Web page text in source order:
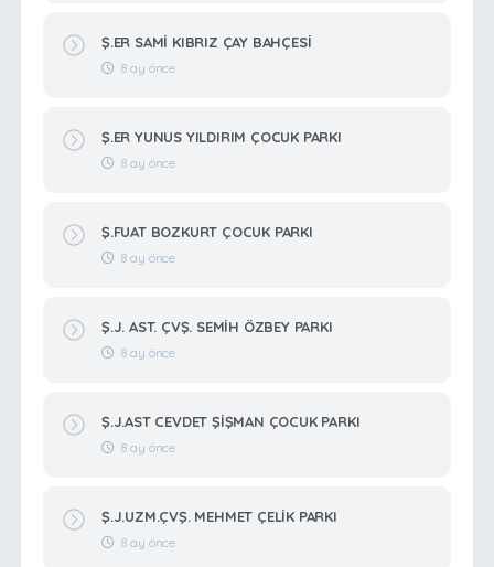
Ş.ER SAMİ KIBRIZ ÇAY BAHÇESİ
8 ay önce
Ş.ER YUNUS YILDIRIM ÇOCUK PARKI
8 ay önce
Ş.FUAT BOZKURT ÇOCUK PARKI
8 ay önce
Ş.J. AST. ÇVŞ. SEMİH ÖZBEY PARKI
8 ay önce
Ş.J.AST CEVDET ŞİŞMAN ÇOCUK PARKI
8 ay önce
Ş.J.UZM.ÇVŞ. MEHMET ÇELİK PARKI
8 ay önce